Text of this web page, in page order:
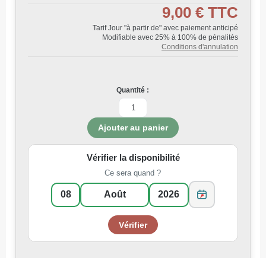
9,00 € TTC
Tarif Jour "à partir de" avec paiement anticipé
Modifiable avec 25% à 100% de pénalités
Conditions d'annulation
Quantité :
Vérifier la disponibilité
Ce sera quand ?